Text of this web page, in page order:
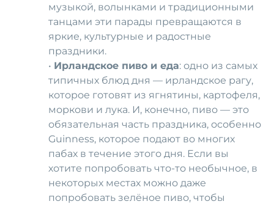
музыкой, волынками и традиционными
танцами эти парады превращаются в
яркие, культурные и радостные
праздники.
• Ирландское пиво и еда: одно из самых
типичных блюд дня — ирландское рагу,
которое готовят из ягнятины, картофеля,
моркови и лука. И, конечно, пиво — это
обязательная часть праздника, особенно
Guinness, которое подают во многих
пабах в течение этого дня. Если вы
хотите попробовать что-то необычное, в
некоторых местах можно даже
попробовать зелёное пиво, чтобы